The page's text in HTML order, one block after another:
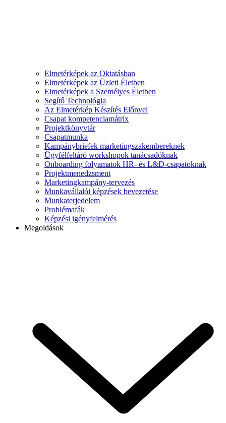
Elmetérképek az Oktatásban
Elmetérképek az Üzleti Életben
Elmetérképek a Személyes Életben
Segítő Technológia
Az Elmetérkép Készítés Előnyei
Csapat kompetenciamátrix
Projektkönyvtár
Csapatmunka
Kampánybriefek marketingszakembereknek
Ügyfélfeltáró workshopok tanácsadóknak
Onboarding folyamatok HR- és L&D-csapatoknak
Projektmenedzsment
Marketingkampány-tervezés
Munkavállalói képzések bevezetése
Munkaterjedelem
Problémafák
Képzési igényfelmérés
Megoldások